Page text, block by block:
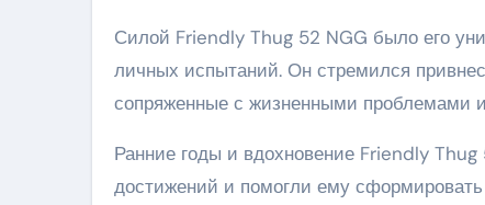
Силой Friendly Thug 52 NGG было его
личных испытаний. Он стремился
сопряженные с жизненными проблемами
Ранние годы и вдохновение Friendly
достижений и помогли ему